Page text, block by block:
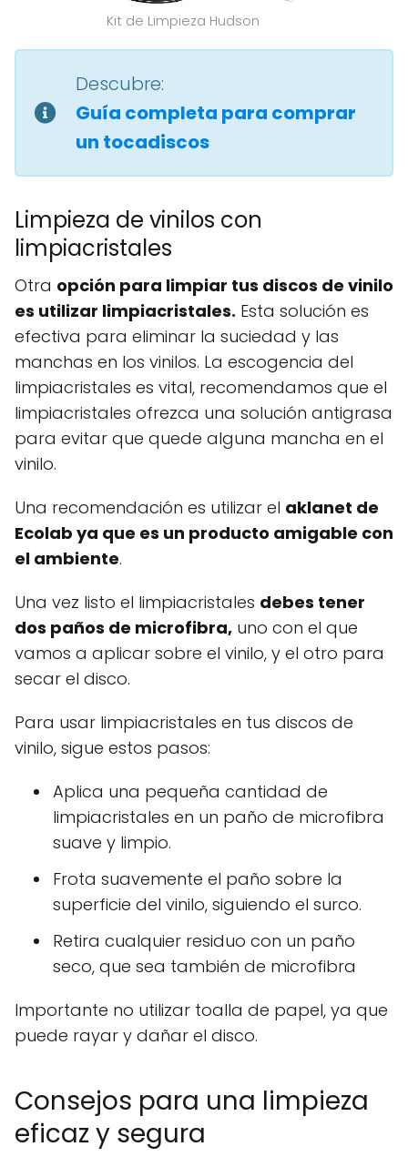
Kit de Limpieza Hudson
Descubre:
Guía completa para comprar
un tocadiscos
Limpieza de vinilos con
limpiacristales
Otra opción para limpiar tus discos de vinilo
es utilizar limpiacristales. Esta solución es
efectiva para eliminar la suciedad y las
manchas en los vinilos. La escogencia del
limpiacristales es vital, recomendamos que el
limpiacristales ofrezca una solución antigrasa
para evitar que quede alguna mancha en el
vinilo.
Una recomendación es utilizar el aklanet de
Ecolab ya que es un producto amigable con
el ambiente.
Una vez listo el limpiacristales debes tener
dos paños de microfibra, uno con el que
vamos a aplicar sobre el vinilo, y el otro para
secar el disco.
Para usar limpiacristales en tus discos de
vinilo, sigue estos pasos:
Aplica una pequeña cantidad de
limpiacristales en un paño de microfibra
suave y limpio.
Frota suavemente el paño sobre la
superficie del vinilo, siguiendo el surco.
Retira cualquier residuo con un paño
seco, que sea también de microfibra
Importante no utilizar toalla de papel, ya que
puede rayar y dañar el disco.
Consejos para una limpieza
eficaz y segura